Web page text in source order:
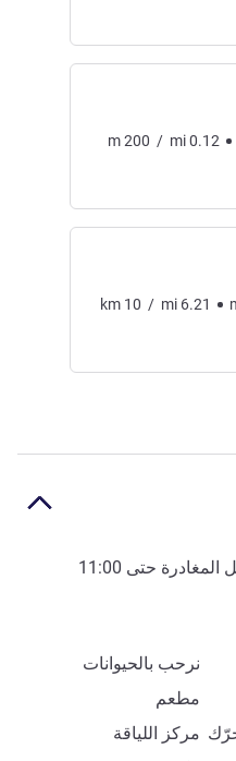
m200 / mi0.12
km 10 / mi 6.21
المغادرة حتى 11:00
نرحب بالحيوانات
مطعم
مركز اللياقة